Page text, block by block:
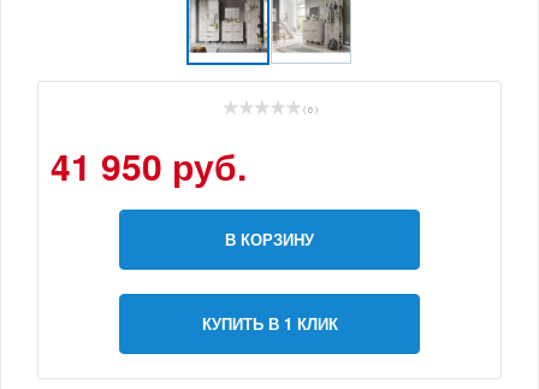
( 0 )
41 950 руб.
В КОРЗИНУ
КУПИТЬ В 1 КЛИК